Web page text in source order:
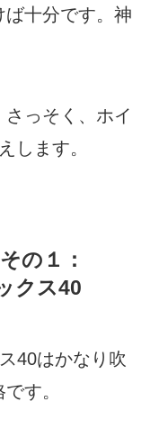
十分です。神
っそく、ホイ
します。
の１：
クス40
40はかなり吹
す。